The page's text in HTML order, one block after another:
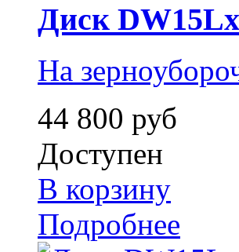
Диск
На
44 800 руб
Доступен
В корзину
Подробнее